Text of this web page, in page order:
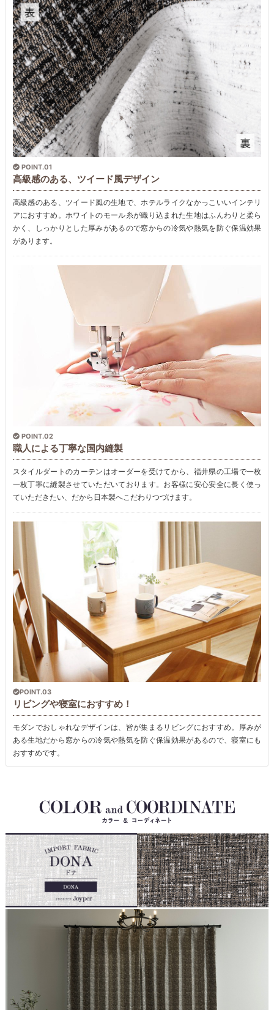
POINT.01
高級感のある、ツイード風デザイン
高級感のある、ツイード風の生地で、ホテルライクなかっこいいインテリ
アにおすすめ。ホワイトのモール糸が織り込まれた生地はふんわりと柔ら
かく、しっかりとした厚みがあるので窓からの冷気や熱気を防ぐ保温効果
があります。
POINT.02
職人による丁寧な国内縫製
スタイルダートのカーテンはオーダーを受けてから、福井県の工場で一枚
一枚丁寧に縫製させていただいております。お客様に安心安全に長く使っ
ていただきたい、だから日本製へこだわりつづけます。
POINT.03
リビングや寝室におすすめ！
モダンでおしゃれなデザインは、皆が集まるリビングにおすすめ。厚みが
ある生地だから窓からの冷気や熱気を防ぐ保温効果があるので、寝室にも
おすすめです。